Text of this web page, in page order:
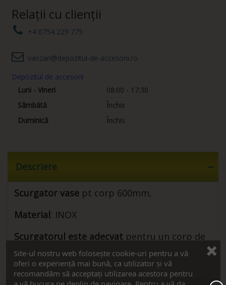
Relații cu clienții
+4 0754 229 775
vanzari@depozitul-de-accesorii.ro
Depozitul de accesorii
Luni - Vineri
08:00 - 17:30
Sâmbătă
Închis
Duminică
Închis
Descriere
Scurgator vase pt corp 600mm,
Material: INOX
Scurgatorul este adecvat pentru un corp de
mobilier cu exterior de 900mm
Dimensiune interioaracorp intre 855-900mm
Site-ul nostru web folosește cookie-uri pentru a vă
oferi o experiență mai bună, ca utilizator și vă
recomandăm să acceptați utilizarea acestora pentru